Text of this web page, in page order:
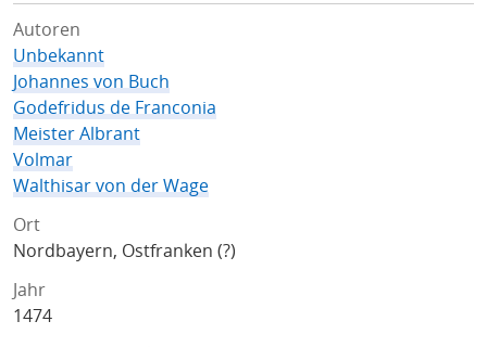
Autoren
Unbekannt
Johannes von Buch
Godefridus de Franconia
Meister Albrant
Volmar
Walthisar von der Wage
Ort
Nordbayern, Ostfranken (?)
Jahr
1474